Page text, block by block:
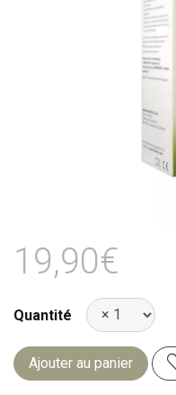
19,90€
Quantité
Ajouter au panier